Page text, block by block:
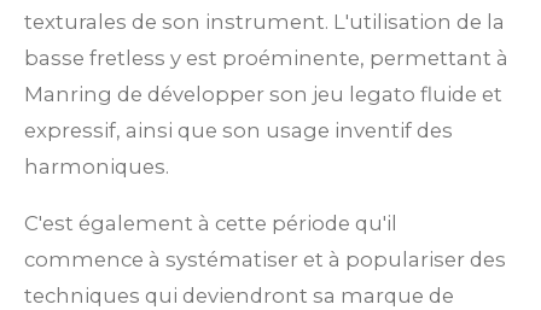
texturales de son instrument. L'utilisation de la
basse fretless y est proéminente, permettant à
Manring de développer son jeu legato fluide et
expressif, ainsi que son usage inventif des
harmoniques.
C'est également à cette période qu'il
commence à systématiser et à populariser des
techniques qui deviendront sa marque de